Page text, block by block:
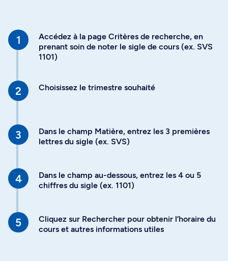
Accédez à la page Critères de recherche, en
prenant soin de noter le sigle de cours (ex. SVS
1101)
Choisissez le trimestre souhaité
Dans le champ Matière, entrez les 3 premières
lettres du sigle (ex. SVS)
Dans le champ au-dessous, entrez les 4 ou 5
chiffres du sigle (ex. 1101)
Cliquez sur Rechercher pour obtenir l’horaire du
cours et autres informations utiles